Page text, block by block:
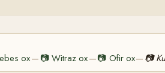
ox— 📷Witraz ox—📷 Ofir ox— 📷